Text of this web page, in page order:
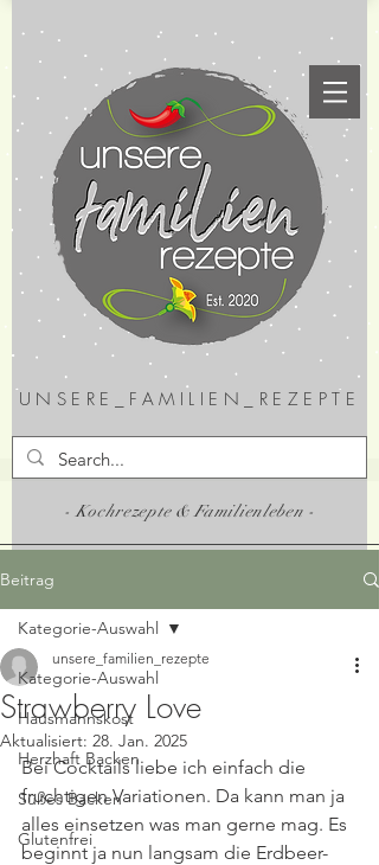
UNSERE_FAMILIEN_REZEPTE
- Kochrezepte & Familienleben -
Beitrag
Kategorie-Auswahl
Hausmannskost
Herzhaft Backen
Süßes Backen
Glutenfrei
Kategorie-Auswahl
Strawberry Love
unsere_familien_rezepte
Aktualisiert: 28. Jan. 2025
Bei Cocktails liebe ich einfach die
fruchtigen Variationen. Da kann man ja
alles einsetzen was man gerne mag. Es
beginnt ja nun langsam die Erdbeer-